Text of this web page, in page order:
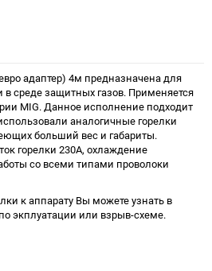
адаптер) 4м предназначена для
в среде защитных газов. Применяется
MIG. Данное исполнение подходит
аналогичные горелки
больший вес и габариты.
горелки 230А, охлаждение
со всеми типами проволоки
к аппарату Вы можете узнать в
экплуатации или взрыв-схеме.